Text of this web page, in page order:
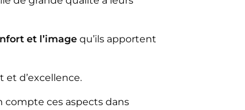
et l’image qu’ils apportent
et d’excellence.
compte ces aspects dans